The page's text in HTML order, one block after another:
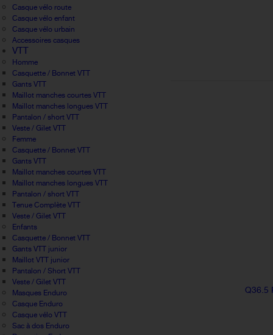
Casque vélo route
Casque vélo enfant
Casque vélo urbain
Accessoires casques
VTT
Homme
Casquette / Bonnet VTT
Gants VTT
Maillot manches courtes VTT
Maillot manches longues VTT
Pantalon / short VTT
Veste / Gilet VTT
Femme
Casquette / Bonnet VTT
Gants VTT
Maillot manches courtes VTT
Maillot manches longues VTT
Pantalon / short VTT
Tenue Complète VTT
Veste / Gilet VTT
Enfants
Casquette / Bonnet VTT
Gants VTT junior
Maillot VTT junior
Pantalon / Short VTT
Veste / Gilet VTT
Masques Enduro
Casque Enduro
Casque vélo VTT
Sac à dos Enduro
Q36.5